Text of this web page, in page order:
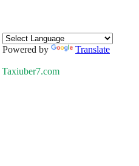
Powered by Translate
Taxiuber7.com